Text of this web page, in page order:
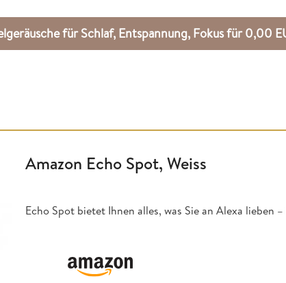
für Schlaf, Entspannung, Fokus für 0,00
Amazon Echo Spot, Weiss
Echo Spot bietet Ihnen alles, was Sie an Alexa lieben